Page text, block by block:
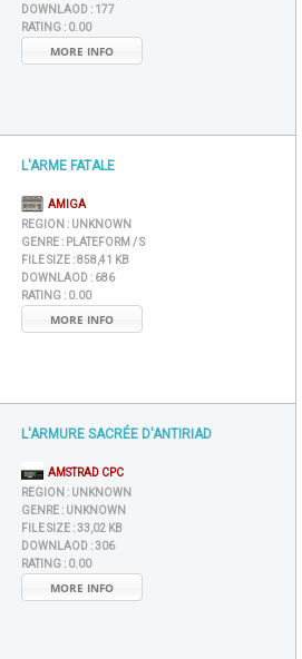
DOWNLAOD : 177
RATING : 0.00
MORE INFO
L'ARME FATALE
AMIGA
REGION : UNKNOWN
GENRE : PLATEFORM / S
FILE SIZE :858,41 KB
DOWNLAOD : 686
RATING : 0.00
MORE INFO
L'ARMURE SACRÉE D'ANTIRIAD
AMSTRAD CPC
REGION : UNKNOWN
GENRE : UNKNOWN
FILE SIZE :33,02 KB
DOWNLAOD :306
RATING : 0.00
MORE INFO